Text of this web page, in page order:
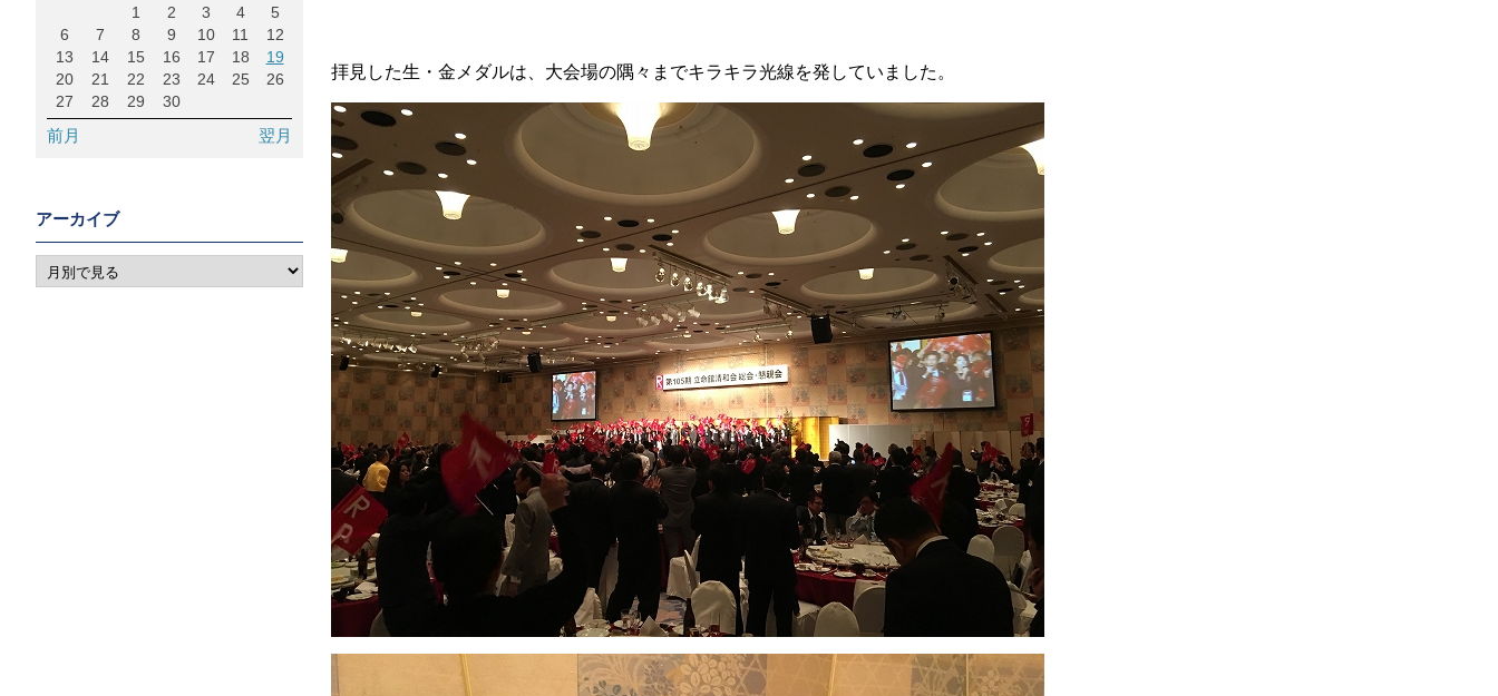
拝見した生・金メダルは、大会場の隅々までキラキラ光線を発していました。
1
2 3 4
5
6
7 8 9 10 11
12
13
14 15 16 17 18
19
20
21 22 23 24 25
26
27
28 29 30
前月 翌月
アーカイブ